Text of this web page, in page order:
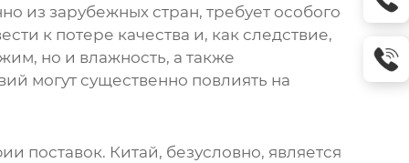
из зарубежных стран, требует особого
к потере качества и, как следствие,
но и влажность, а также
могут существенно повлиять на
поставок. Китай, безусловно, является